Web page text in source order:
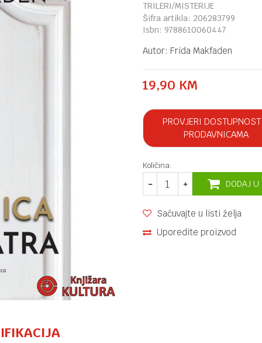
TRILERI/MISTERIJE
Šifra artikla: 206283799
Isbn: 9788610060447
Autor: Frida Makfaden
19,90 KM
PROVJERI
PRODAVNICAMA
Količina:
DODAJ U
Sačuvajte u listi želja
Uporedite proizvod